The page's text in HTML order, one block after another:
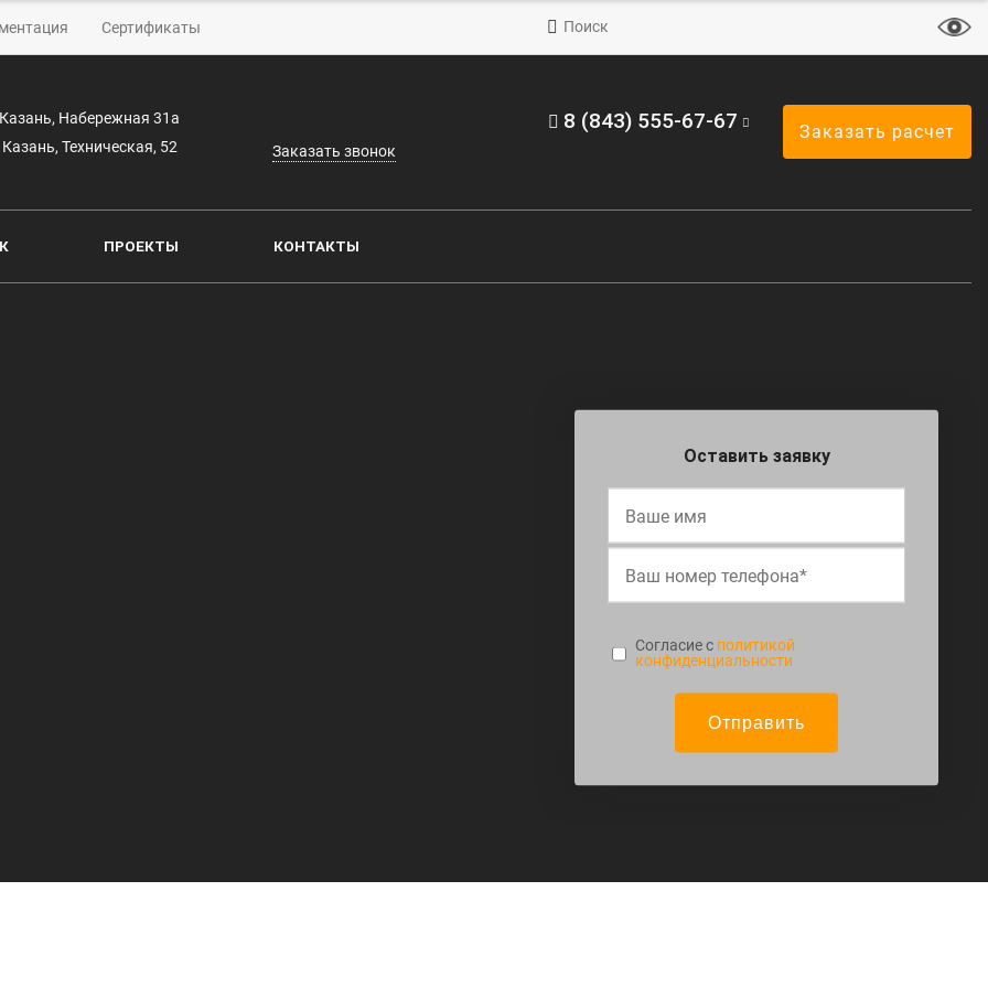
Сертификаты Поиск
Набережная 31а
Казань, Техническая, 52
8 (843) 555-67-67
Заказать звонок
Заказать расчет
ПРОЕКТЫ КОНТАКТЫ
Оставить заявку
Cогласие с политикой
конфиденциальности
Отправить